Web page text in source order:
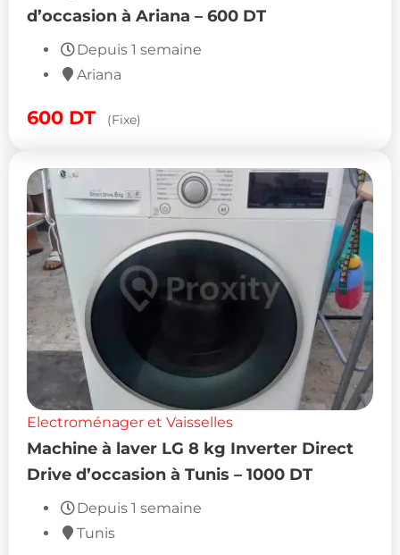
d’occasion à Ariana – 600 DT
Depuis 1 semaine
Ariana
600 DT (Fixe)
Electroménager et Vaisselles
Machine à laver LG 8 kg Inverter Direct
Drive d’occasion à Tunis – 1000 DT
Depuis 1 semaine
Tunis